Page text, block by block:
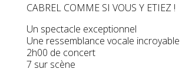
CABREL COMME SI VOUS Y ETIEZ !
Un spectacle exceptionnel
Une ressemblance vocale incroyable
2h00 de concert
7 sur scène